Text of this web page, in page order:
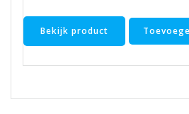
Bekijk product